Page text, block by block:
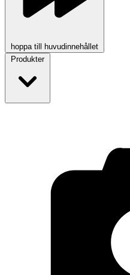
hoppa till huvudinnehållet
Produkter